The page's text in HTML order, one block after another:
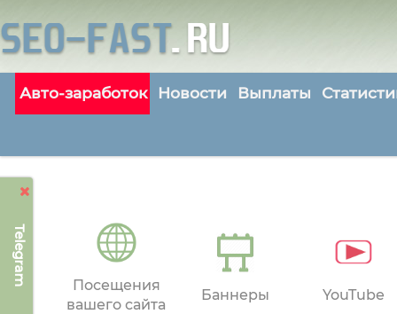
Telegram
Авто-заработок Новости Выплаты
Посещения
вашего сайта
Баннеры YouTube